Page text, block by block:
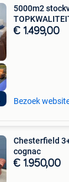
5000m2
€ 1.499,00
Bezoek
Chesterfield
cognac
€ 1.950,00